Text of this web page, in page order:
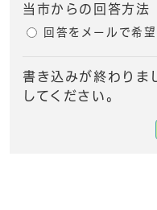
当市からの回答方法
回答をメールで希望
書き込みが終わりま
してください。